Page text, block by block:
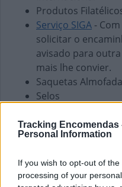
Tracking Encomendas
Personal Information
If you wish to opt-out of
processing of your
Produtos
Serviço SIGA -
solicitar o
avisado para
mais lhe convier.
Saquetas
Selos
Finanças e
Envio de vales -
Pagamento de
Pagamento de